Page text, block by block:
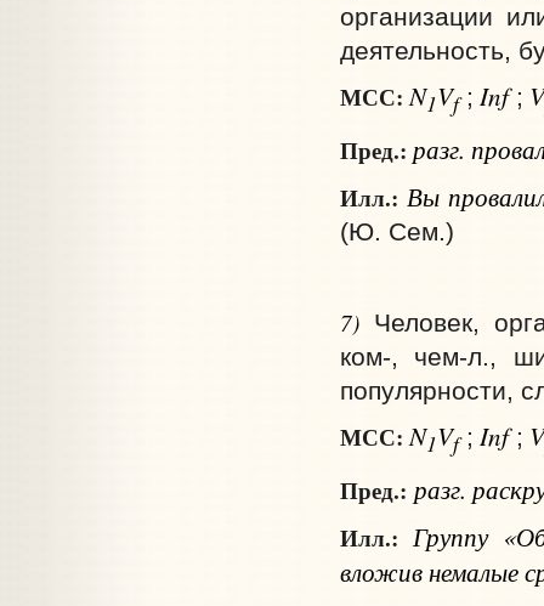
организации
деятельность,
МСС: N1Vf; Inf; V
Пред.: разг.
Илл.: Вы
(Ю. Сем.)
7) Человек,
ком-, чем‑л.,
популярности,
МСС: N1Vf; Inf; V
Пред.: разг.
Илл.: Группу
вложив немалые